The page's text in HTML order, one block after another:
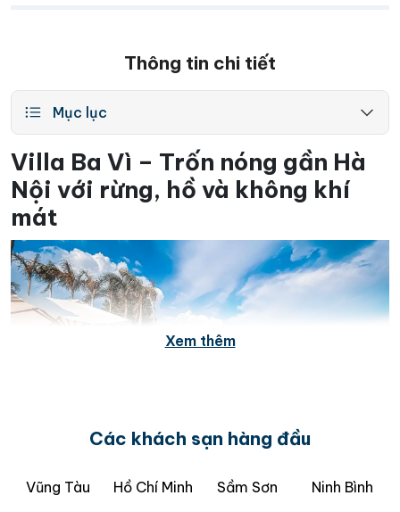
Thông tin chi tiết
Mục lục
Villa Ba Vì – Trốn nóng gần Hà
Nội với rừng, hồ và không khí
mát
Ba Vì cách trung tâm Hà Nội khoảng 55–60 km, đi ô
Xem thêm
Các khách sạn hàng đầu
Vũng Tàu Hồ Chí Minh Sầm Sơn Ninh Bình